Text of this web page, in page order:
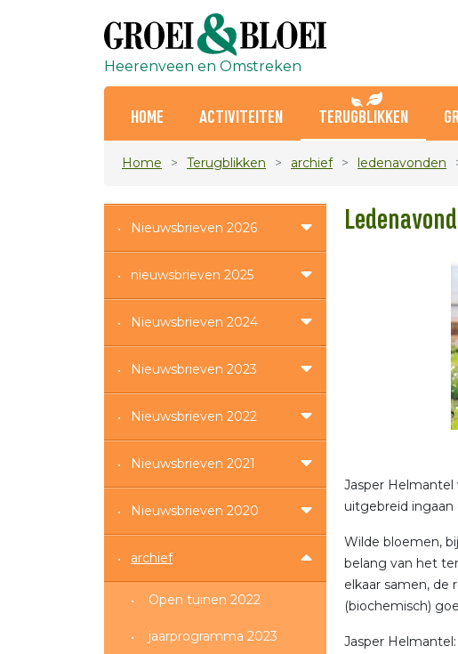
Heerenveen en Omstreken
HOME ACTIVITEITEN TERUGBLIKKEN
Home Terugblikken archief ledenavonden
Nieuwsbrieven 2026
nieuwsbrieven 2025
Nieuwsbrieven 2024
Nieuwsbrieven 2023
Nieuwsbrieven 2022
Nieuwsbrieven 2021
Nieuwsbrieven 2020
archief
Open tuinen 2022
jaarprogramma 2023
Jasper Helmantel
uitgebreid
Wilde bloemen,
belang van het
elkaar samen, de
(biochemisch)
Jasper